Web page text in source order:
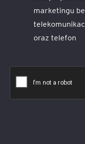
marketingu
oraz telefon